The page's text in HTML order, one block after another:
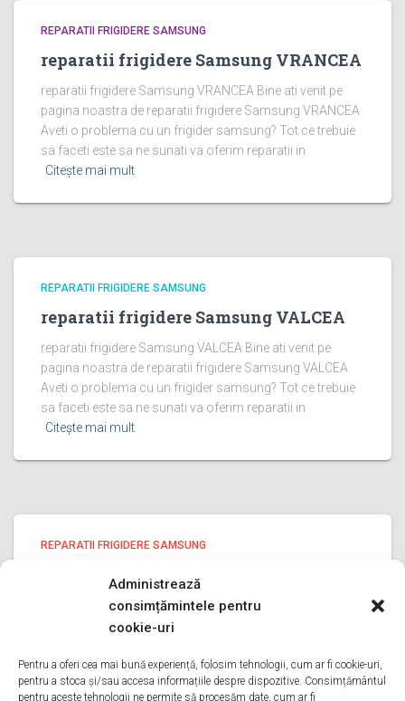
Administrează
consimțămintele pentru
cookie-uri
Pentru a oferi cea mai bună experiență, folosim tehnologii, cum ar fi cookie-uri,
pentru a stoca și/sau accesa informațiile despre dispozitive. Consimțământul
pentru aceste tehnologii ne permite să procesăm date, cum ar fi
REPARATII FRIGIDERE SAMSUNG
reparatii frigidere Samsung VRANCEA
reparatii frigidere Samsung VRANCEA Bine ati venit pe
pagina noastra de reparatii frigidere Samsung VRANCEA
Aveti o problema cu un frigider samsung? Tot ce trebuie
sa faceti este sa ne sunati va oferim reparatii in
Citește mai mult
REPARATII FRIGIDERE SAMSUNG
reparatii frigidere Samsung VALCEA
reparatii frigidere Samsung VALCEA Bine ati venit pe
pagina noastra de reparatii frigidere Samsung VALCEA
Aveti o problema cu un frigider samsung? Tot ce trebuie
sa faceti este sa ne sunati va oferim reparatii in
Citește mai mult
REPARATII FRIGIDERE SAMSUNG
reparatii frigidere Samsung ILFOV
reparatii frigidere Samsung ILFOV Bine ati venit pe pagina
noastra de reparatii frigidere Samsung ILFOV Aveti o
faceti este sa ne sunati va oferim reparatii in
Citește mai mult